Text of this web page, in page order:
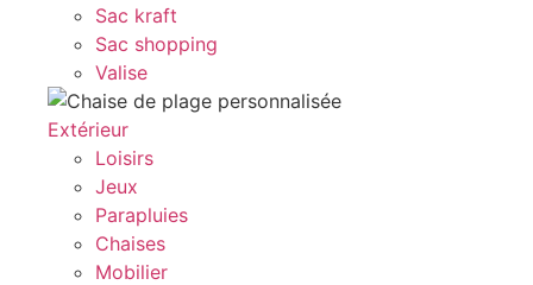
Sac kraft
Sac shopping
Valise
Extérieur
Loisirs
Jeux
Parapluies
Chaises
Mobilier